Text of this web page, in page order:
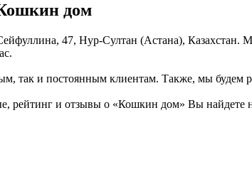
дом
47, Нур-Султан (Астана),
так и постоянным клиентам. Также, мы будем
и отзывы о «Кошкин дом» Вы найдете